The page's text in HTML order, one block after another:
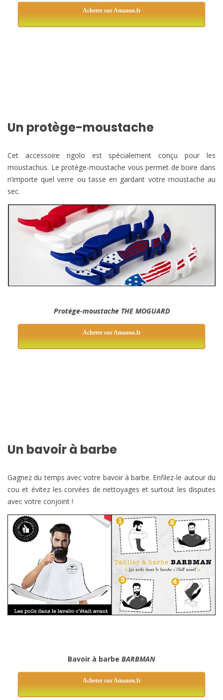
Acheter sur Amazon.fr
Un protège-moustache
Cet accessoire rigolo est spécialement conçu pour les
moustachus. Le protège-moustache vous permet de boire dans
n’importe quel verre ou tasse en gardant votre moustache au
sec.
Protège-moustache THE MOGUARD
Acheter sur Amazon.fr
Un bavoir à barbe
Gagnez du temps avec votre bavoir à barbe. Enfilez-le autour du
cou et évitez les corvées de nettoyages et surtout les disputes
avec votre conjoint !
Bavoir à barbe BARBMAN
Acheter sur Amazon.fr